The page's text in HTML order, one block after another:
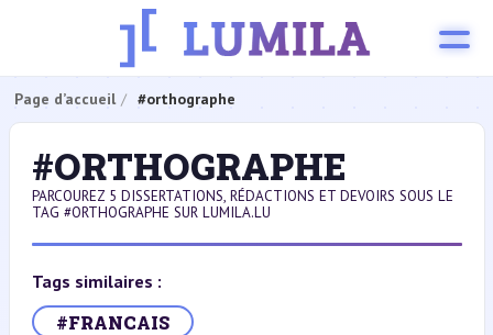
Page d’accueil #orthographe
#ORTHOGRAPHE
PARCOUREZ 5 DISSERTATIONS, RÉDACTIONS ET DEVOIRS SOUS LE
TAG #ORTHOGRAPHE SUR LUMILA.LU
Tags similaires :
#FRANCAIS